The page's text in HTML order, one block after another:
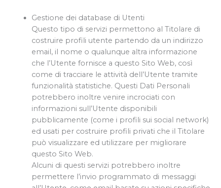
Gestione dei database di Utenti
Questo tipo di servizi permettono al Titolare di
costruire profili utente partendo da un indirizzo
email, il nome o qualunque altra informazione
che l’Utente fornisce a questo Sito Web, così
come di tracciare le attività dell’Utente tramite
funzionalità statistiche. Questi Dati Personali
potrebbero inoltre venire incrociati con
informazioni sull’Utente disponibili
pubblicamente (come i profili sui social network)
ed usati per costruire profili privati che il Titolare
può visualizzare ed utilizzare per migliorare
questo Sito Web.
Alcuni di questi servizi potrebbero inoltre
permettere l’invio programmato di messaggi